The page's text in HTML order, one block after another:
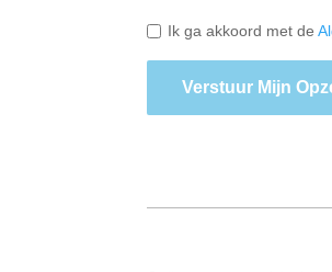
Ik ga akkoord met de
Verstuur Mijn